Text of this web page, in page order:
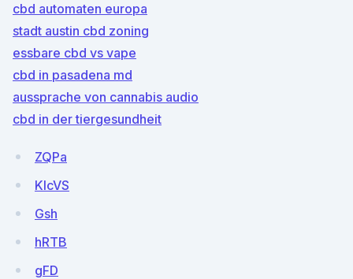
cbd automaten europa
stadt austin cbd zoning
essbare cbd vs vape
cbd in pasadena md
aussprache von cannabis audio
cbd in der tiergesundheit
ZQPa
KlcVS
Gsh
hRTB
gFD